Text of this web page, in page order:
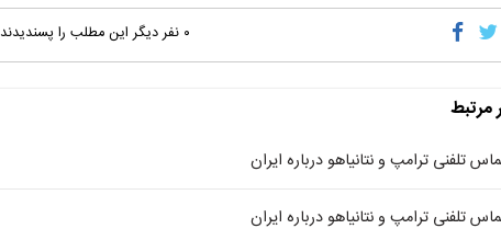
۰ نفر دیگر این مطلب را پسندیدند
مرتبط
تلفنی ترامپ و نتانیاهو درباره ایران
تلفنی ترامپ و نتانیاهو درباره ایران